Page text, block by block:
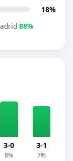
18%
88%
3-0
8%
3-1
7%